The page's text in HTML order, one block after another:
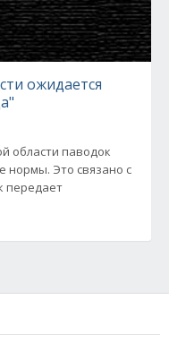
ожидается
области паводок
нормы. Это связано с
передает